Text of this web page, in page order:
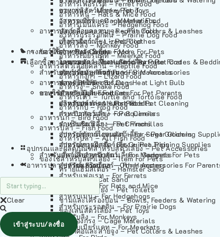
อาหารเฟอร์เร็ต – Ferret Food
อาหารหนู – Rats & Mice Food
อาหารเม่นแคระ – Hedgehog Food
อาหารกระรอกดิน – Prairie Dog Food
อาหารลิง – Monkey Food
อาหารเมียร์แคท – Meerkat Food
อาหารสัตว์เลี้อยคลาน – Reptile Food
อาหารกิ้งก่า – Lizard Food
อาหารงู – Snake Food
อาหารเต่า – Turtle and Tortoise Food
อาหารกบ – Frog Food
อาหารนก – Bird Food
อาหารปลา – Fish Food
อาหารปลา – All Fish Food
อุปกรณและผลิตภัณฑ์สำหรับสัตว์เลี้ยง – Pet Accessories
ของใช้สำหรับสัตว์เลี้ยง – Item For Pets
ทรายแฮมสเตอร์ – Hamster Sand
ทรายแมว – Cat Sand
ห้องน้ำสัตว์เลี้ยง – Pet Toilets
ชามและเครื่องป้อน – Bowls, Feeders & Watering
ของเล่นสัตว์เลี้ยง – Pet Toys
วัสดุรองกรง – Cage Materials
ปลอกคอและสายจูง – Pet Collars & Leashes
อาหารลิง – Monkey Food
อาหารเมียร์แคท – Meerkat Food
อาหารสัตว์เลี้อยคลาน – Reptile Food
อาหารกิ้งก่า – Lizard Food
อาหารงู – Snake Food
อาหารเต่า – Turtle and Tortoise Food
อาหารกบ – Frog Food
อาหารนก – Bird Food
อาหารปลา – Fish Food
อาหารปลา – All Fish Food
ของเล่นสัตว์เลี้ยง – Pet Toys
วัสดุรองกรง – Cage Materials
ปลอกคอและสายจูง – Pet Collars & Leashes
เสื้อผ้าสัตว์เลี้ยง – Pet Clothes
ของใช้สำหรับสัตว์เลี้ยง – More For Pets
โดมนอนและที่นอนสัตว์เลี้ยง – Pet Crates &
ของประดับสำหรับนก – Bird Accessories
หลอดไฟให้ความร้อน – Heat Light Bulb
ของใช้สำหรับผู้เลี้ยง – Items For Pet Parents
ผลิตภัณฑ์ทำความสะอาด – Pet Cleaning
กระเป๋าสัตว์เลี้ยง – Pet Carriers
รถเข็นสัตว์เลี้ยง – Pet Prams
อุปกรณ์ตัดแต่งขนสัตว์เลี้ยง – Pet Grooming
อุปกรณ์การฝึกสัตว์เลี้ยง – Pet Training Supplies
แก็ดเจ็ตสำหรับสัตว์เลี้ยง – Gadgets For Pets
อุปกรณ์เสริมอื่นๆ – Other Accessories For
กรงสัตว์เลี้ยง – Pet Cages
เลือกซื้อตามหมวดสัตว์เลี้ยง – Shop By Pet
สำหรับสัตว์เลี้ยงลูกด้วยนม – For Mammals
สำหรับสุนัข – For Dogs
สำหรับแมว – For Cats
สำหรับกระต่าย – For Rabbits
สำหรับกระรอก – For Squirrels
สำหรับชินชิล่า – For Chinchillas
สำหรับชูการ์ไกลเดอร์ – For Sugar Gliders
สำหรับหนูแกสบี้ – For Guinea Pigs
สำหรับสัตว์เลี้ยงลูกด้วยนม – For Mammals
สำหรับแฮมสเตอร์ – For Hamsters
สำหรับเฟอเรท – For Ferrets
สำหรับหนู – For Rats and Mice
สำหรับเม่น – For Hedgehogs
สำหรับกระรอกดิน – For Prairie Dogs
สำหรับลิง – For Monkeys
สำหรับเมียร์แคท – For Meerkats
อาหารปลา – Fish Food
Clear
เข้าสู่ระบบ/ลงชื่อ